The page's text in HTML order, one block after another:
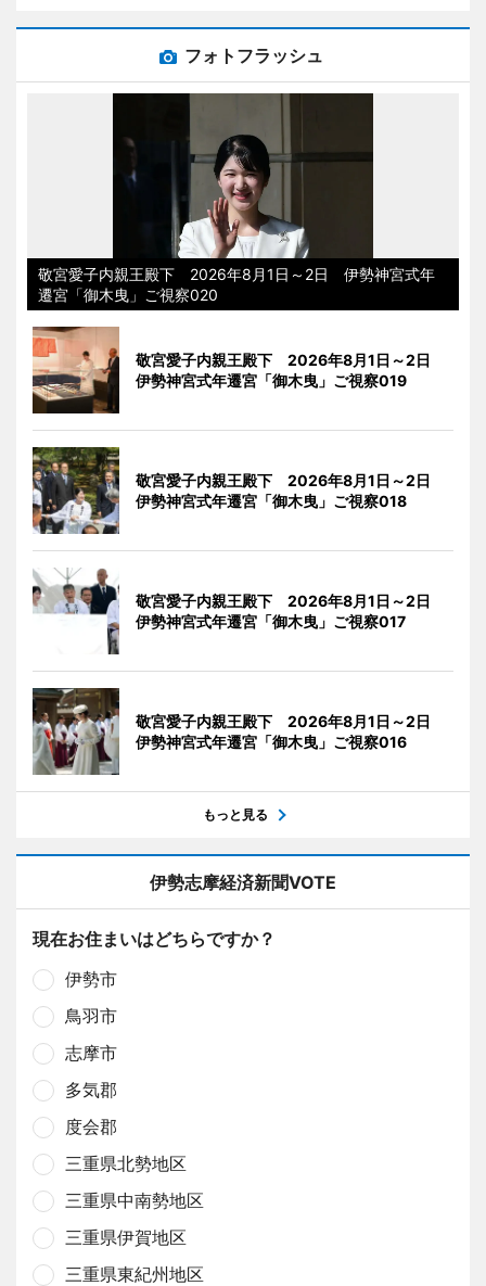
フォトフラッシュ
敬宮愛子内親王殿下 2026年8月1日～2日 伊勢神宮式年
遷宮「御木曳」ご視察020
敬宮愛子内親王殿下 2026年8月1日～2日
伊勢神宮式年遷宮「御木曳」ご視察019
敬宮愛子内親王殿下 2026年8月1日～2日
伊勢神宮式年遷宮「御木曳」ご視察018
敬宮愛子内親王殿下 2026年8月1日～2日
伊勢神宮式年遷宮「御木曳」ご視察017
敬宮愛子内親王殿下 2026年8月1日～2日
伊勢神宮式年遷宮「御木曳」ご視察016
もっと見る
伊勢志摩経済新聞VOTE
現在お住まいはどちらですか？
伊勢市
鳥羽市
志摩市
多気郡
度会郡
三重県北勢地区
三重県中南勢地区
三重県伊賀地区
三重県東紀州地区